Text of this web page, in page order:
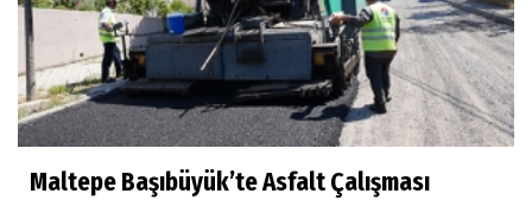
Maltepe Başıbüyük’te Asfalt Çalışması